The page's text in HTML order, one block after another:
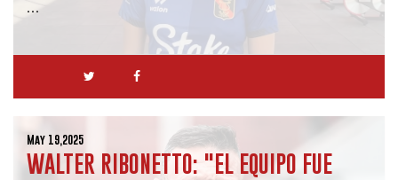
May 19,2025
WALTER RIBONETTO: "EL EQUIPO FUE